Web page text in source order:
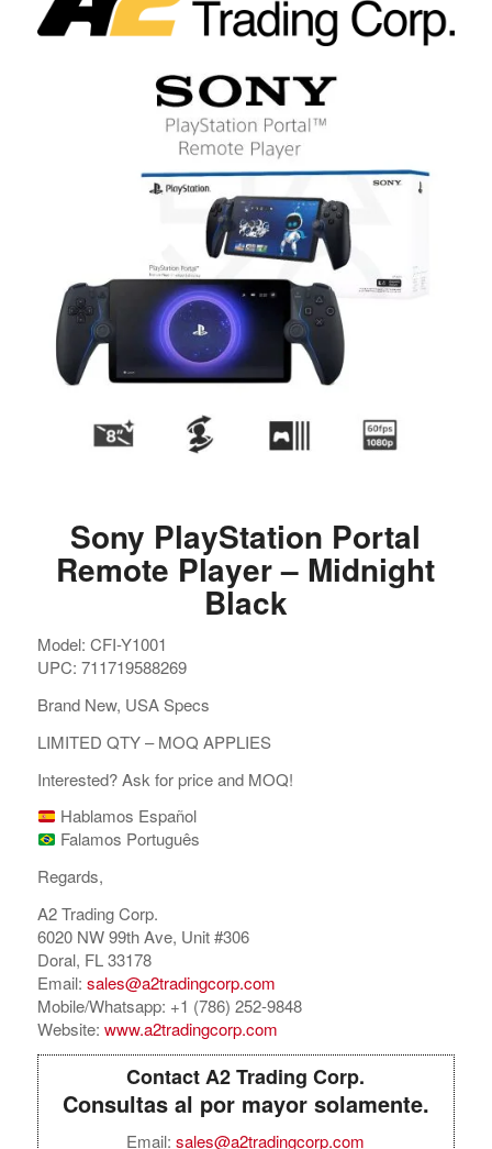
Sony PlayStation Portal
Remote Player – Midnight
Black
Model: CFI-Y1001
UPC: 711719588269
Brand New, USA Specs
LIMITED QTY – MOQ APPLIES
Interested? Ask for price and MOQ!
Hablamos Español
Falamos Português
Regards,
A2 Trading Corp.
6020 NW 99th Ave, Unit #306
Doral, FL 33178
Email: sales@a2tradingcorp.com
Mobile/Whatsapp: +1 (786) 252-9848
Website: www.a2tradingcorp.com
Contact A2 Trading Corp.
Consultas al por mayor solamente.
Email:sales@a2tradingcorp.com